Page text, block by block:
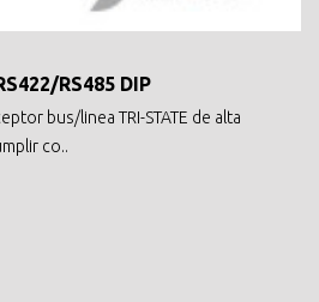
RS485 DIP
bus/linea TRI-STATE de alta
co..